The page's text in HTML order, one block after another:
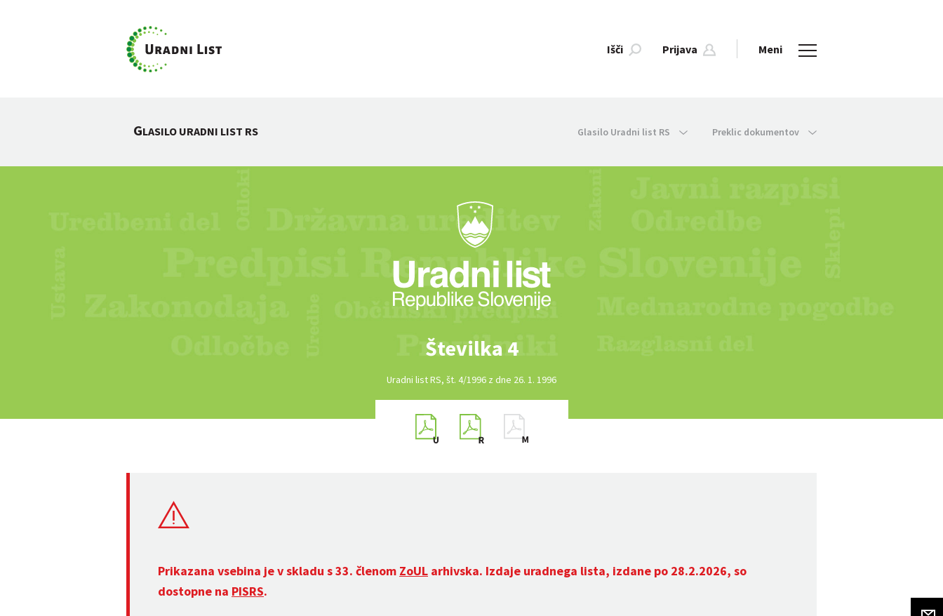
Išči Prijava Meni
GLASILO URADNI LIST RS Glasilo Uradni list RS Preklic dokumentov
Številka 4
Uradni list RS, št. 4/1996 z dne 26. 1. 1996
Prikazana vsebina je v skladu s 33. členom ZoUL arhivska. Izdaje uradnega lista, izdane po 28.2.2026, so
dostopne na PISRS.